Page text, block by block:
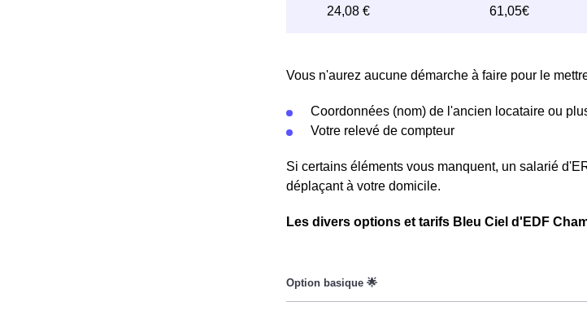
Vous n'aurez aucune démarche à faire pour le
Coordonnées (nom) de l'ancien locataire ou
Votre relevé de compteur
Si certains éléments vous manquent, un salarié
déplaçant à votre domicile.
Les divers options et tarifs Bleu Ciel d'EDF